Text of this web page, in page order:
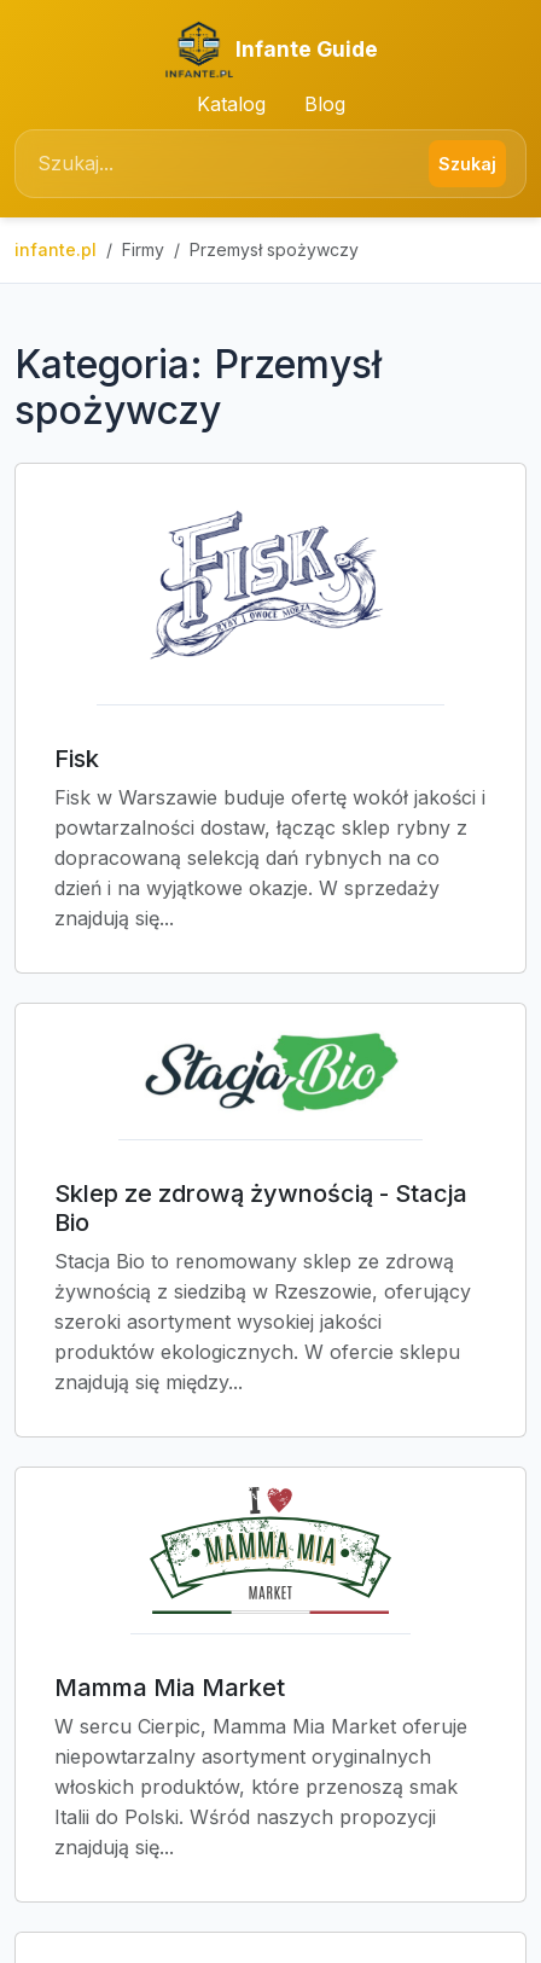
Infante Guide
Katalog Blog
Szukaj
infante.pl Firmy Przemysł spożywczy
Kategoria: Przemysł
spożywczy
Fisk
Fisk w Warszawie buduje ofertę wokół jakości i
powtarzalności dostaw, łącząc sklep rybny z
dopracowaną selekcją dań rybnych na co
dzień i na wyjątkowe okazje. W sprzedaży
znajdują się...
Sklep ze zdrową żywnością - Stacja
Bio
Stacja Bio to renomowany sklep ze zdrową
żywnością z siedzibą w Rzeszowie, oferujący
szeroki asortyment wysokiej jakości
produktów ekologicznych. W ofercie sklepu
znajdują się między...
Mamma Mia Market
W sercu Cierpic, Mamma Mia Market oferuje
niepowtarzalny asortyment oryginalnych
włoskich produktów, które przenoszą smak
Italii do Polski. Wśród naszych propozycji
znajdują się...